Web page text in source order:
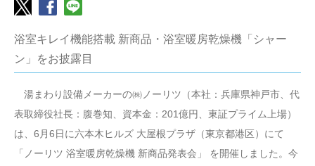
浴室キレイ機能搭載 新商品・浴室暖房乾燥機「シャー
ン」をお披露目
湯まわり設備メーカーの㈱ノーリツ（本社：兵庫県神戸市、代
表取締役社長：腹巻知、資本金：201億円、東証プライム上場）
は、6月6日に六本木ヒルズ 大屋根プラザ（東京都港区）にて
「ノーリツ 浴室暖房乾燥機 新商品発表会」 を開催しました。今